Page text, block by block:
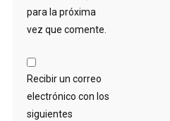
para la próxima
vez que comente.
Recibir un correo
electrónico con los
siguientes